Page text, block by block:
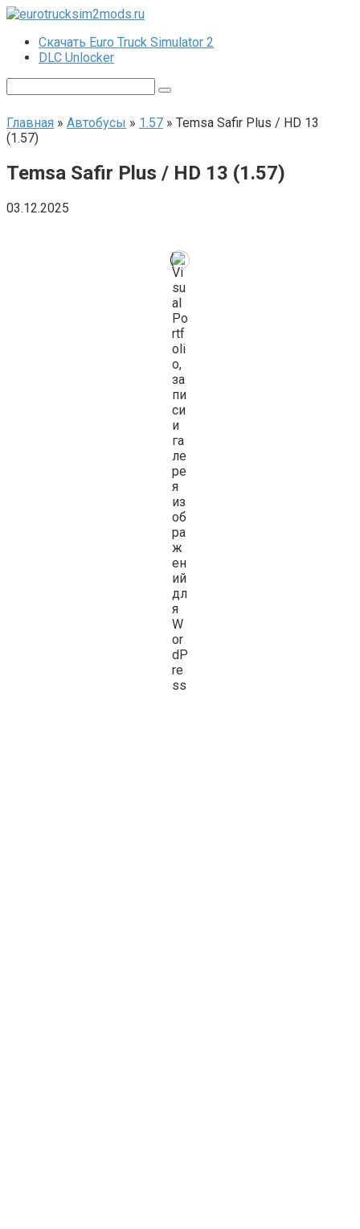
Перейти
контентуСкачать Euro Truck Simulator 2
DLC Unlocker
Главная » Автобусы » 1.57 » Temsa Safir Plus / HD 13
(1.57)
Temsa Safir Plus / HD 13 (1.57)
03.12.2025